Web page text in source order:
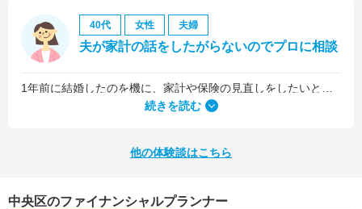
40代 女性 夫婦
夫が家計の話をしたがらないのでプロに相談
続きを読む
他の体験談はこちら
中央区のファイナンシャルプランナー